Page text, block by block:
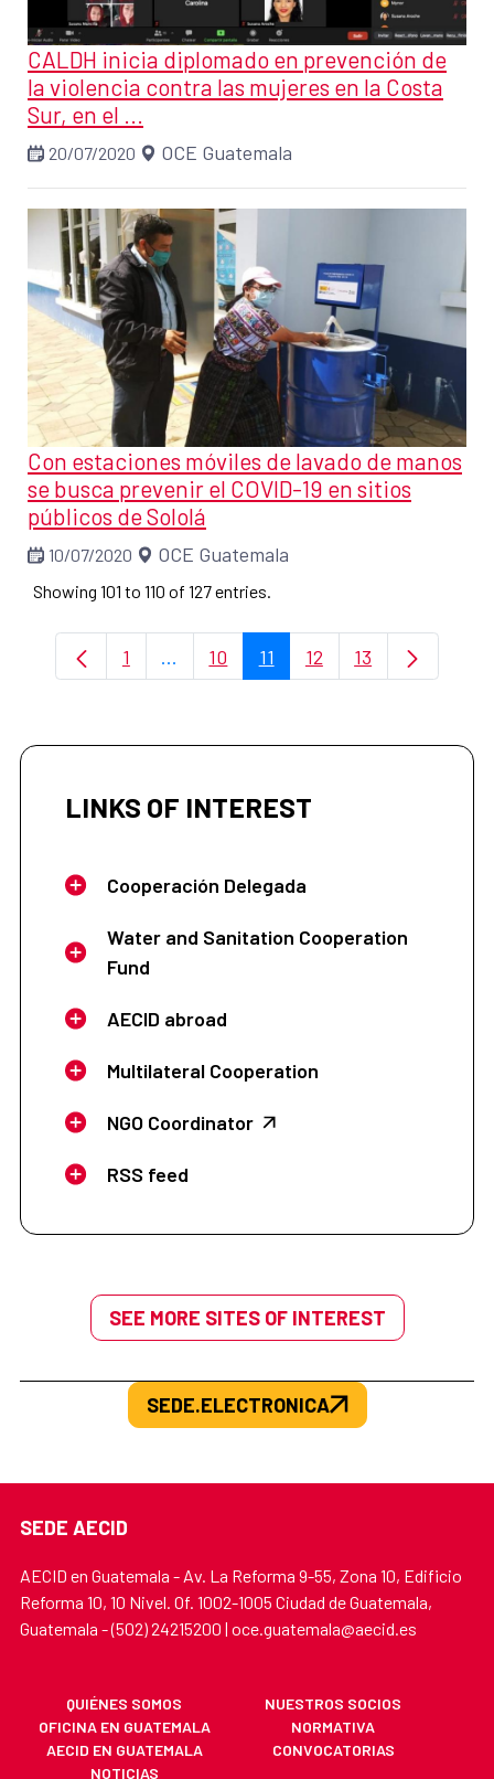
CALDH inicia diplomado en prevención de
la violencia contra las mujeres en la Costa
Sur, en el ...
20/07/2020 OCE Guatemala
Con estaciones móviles de lavado de manos
se busca prevenir el COVID-19 en sitios
públicos de Sololá
10/07/2020 OCE Guatemala
Showing 101 to 110 of 127 entries.
Page
1 ...Intermediate Pages Use TAB to
Page
10 Page
11 Page
12 Page
13
LINKS OF INTEREST
Cooperación Delegada
Water and Sanitation Cooperation
Fund
AECID abroad
Multilateral Cooperation
NGO Coordinator
RSS feed
SEE MORE SITES OF INTEREST
SEDE.ELECTRONICA
SEDE AECID
AECID en Guatemala - Av. La Reforma 9-55, Zona 10, Edificio
Reforma 10, 10 Nivel. Of. 1002-1005 Ciudad de Guatemala,
Guatemala - (502) 24215200 | oce.guatemala@aecid.es
QUIÉNES SOMOS
NUESTROS SOCIOS
OFICINA EN GUATEMALA
NORMATIVA
AECID EN GUATEMALA
CONVOCATORIAS
NOTICIAS